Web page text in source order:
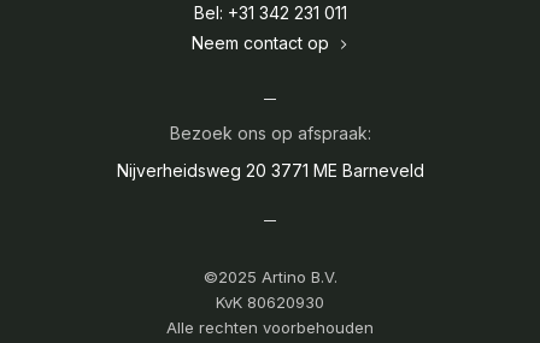
Bel: +31 342 231 011
Neem contact op
Bezoek ons op afspraak:
Nijverheidsweg 20 3771 ME Barneveld
©2025 Artino B.V.
KvK 80620930
Alle rechten voorbehouden